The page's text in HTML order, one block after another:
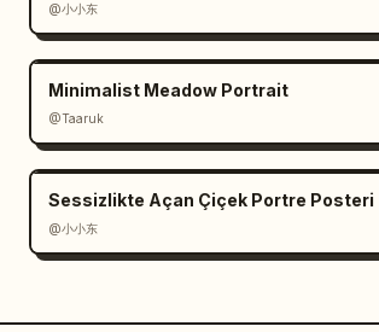
@小小东
Minimalist Meadow Portrait
@Taaruk
Sessizlikte Açan Çiçek Portre Posteri
@小小东